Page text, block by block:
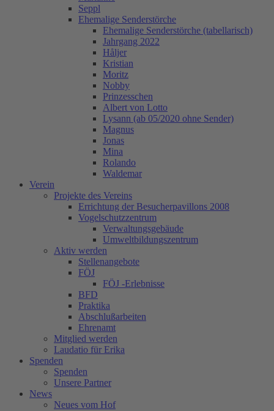
Seppl
Ehemalige Senderstörche
Ehemalige Senderstörche (tabellarisch)
Jahrgang 2022
Håljer
Kristian
Moritz
Nobby
Prinzesschen
Albert von Lotto
Lysann (ab 05/2020 ohne Sender)
Magnus
Jonas
Mina
Rolando
Waldemar
Verein
Projekte des Vereins
Errichtung der Besucherpavillons 2008
Vogelschutzzentrum
Verwaltungsgebäude
Umweltbildungszentrum
Aktiv werden
Stellenangebote
FÖJ
FÖJ -Erlebnisse
BFD
Praktika
Abschlußarbeiten
Ehrenamt
Mitglied werden
Laudatio für Erika
Spenden
Spenden
Unsere Partner
News
Neues vom Hof